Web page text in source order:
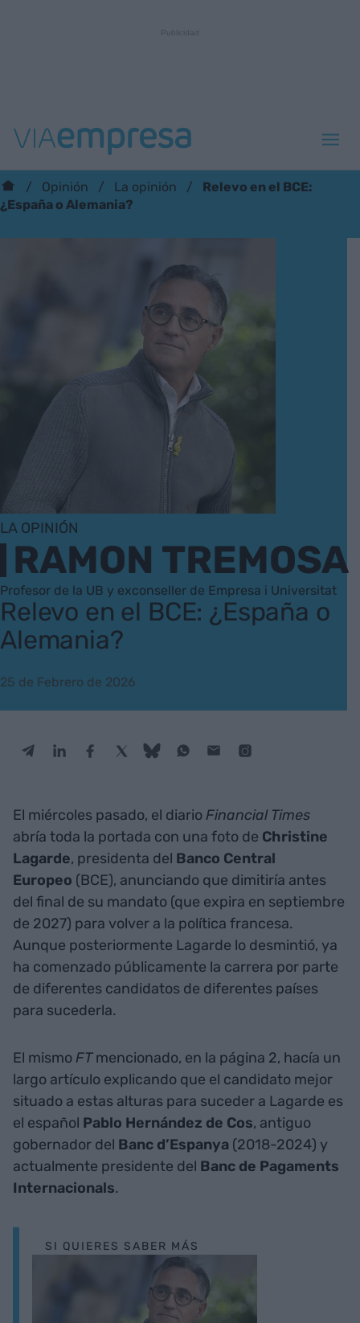
Opinión La opinión
Relevo en el BCE:
¿España o Alemania?
LA OPINIÓN
RAMON TREMOSA
Profesor de la UB y exconseller de Empresa i Universitat
Relevo en el BCE: ¿España o
Alemania?
25 de Febrero de 2026
El miércoles pasado, el diarioFinancial Times
abría toda la portada con una foto de Christine
Lagarde, presidenta del Banco Central
Europeo (BCE), anunciando que dimitiría antes
del final de su mandato (que expira en septiembre
de 2027) para volver a la política francesa.
Aunque posteriormente Lagarde lo desmintió, ya
ha comenzado públicamente la carrera por parte
de diferentes candidatos de diferentes países
para sucederla.
El mismoFTmencionado, en la página 2, hacía un
largo artículo explicando que el candidato mejor
situado a estas alturas para suceder a Lagarde es
el español Pablo Hernández de Cos, antiguo
gobernador del Banc d’Espanya (2018-2024) y
actualmente presidente del Banc de Pagaments
Internacionals.
SI QUIERES SABER MÁS